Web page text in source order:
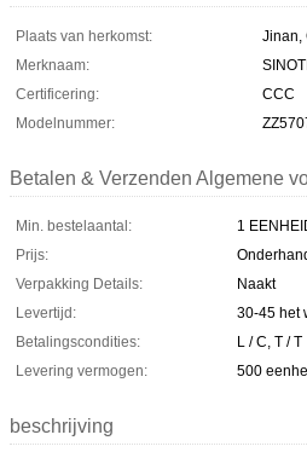
Plaats van herkomst:
Jinan,
Merknaam:
Certificering:
CCC
Modelnummer:
Betalen & Verzenden Algemene
Min. bestelaantal:
1
Prijs:
Verpakking Details:
Naakt
Levertijd:
30-45 het
Betalingscondities:
L / C, T / T
Levering vermogen:
500
beschrijving